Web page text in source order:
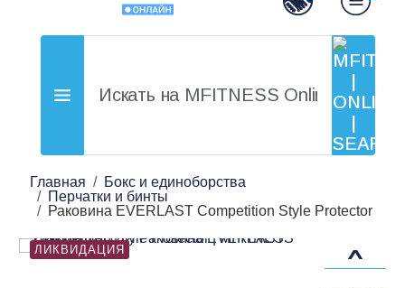
Главная
Бокс и единоборства
Перчатки и бинты
Раковина EVERLAST Competition Style Protector
ЛИКВИДАЦИЯ